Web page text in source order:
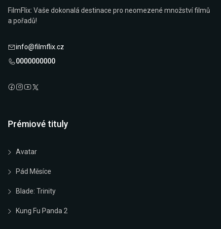
FilmFlix: Vaše dokonalá destinace pro neomezené množství filmů
a pořadů!
info@filmflix.cz
0000000000
Prémiové tituly
Avatar
Pád Měsíce
Blade: Trinity
Kung Fu Panda 2